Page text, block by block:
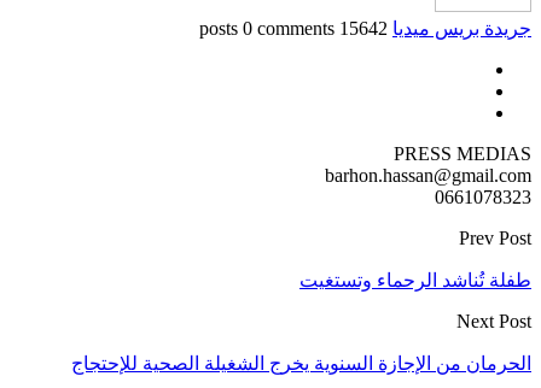
جريدة بريس ميديا 15642 posts
0 comments
PRESS MEDIAS
barhon.hassan@gmail.com
0661078323
Prev Post
طفلة تُناشد الرحماء وتستغيت
Next Post
الحرمان من الإجازة السنوية يخرج الشغيلة الصحية للإحتجاج